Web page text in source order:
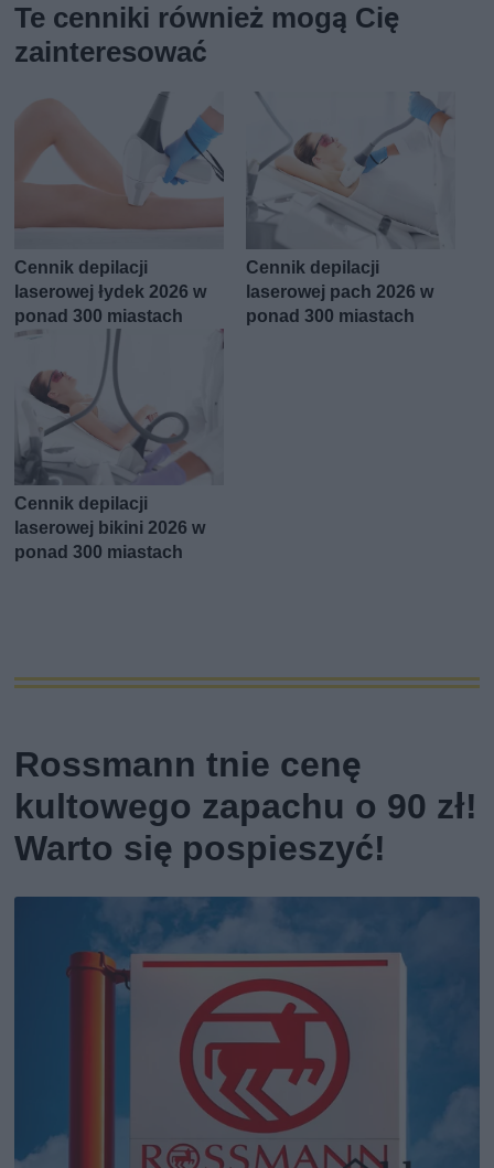
Te cenniki również mogą Cię
zainteresować
Cennik depilacji
laserowej łydek 2026 w
ponad 300 miastach
Cennik depilacji
laserowej pach 2026 w
ponad 300 miastach
Cennik depilacji
laserowej bikini 2026 w
ponad 300 miastach
Rossmann tnie cenę
kultowego zapachu o 90 zł!
Warto się pospieszyć!